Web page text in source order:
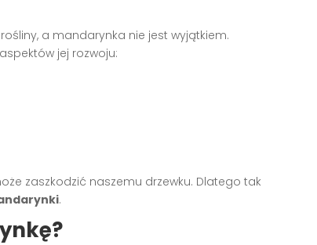
a mandarynka nie jest wyjątkiem.
jej rozwoju:
zaszkodzić naszemu drzewku. Dlatego tak
.